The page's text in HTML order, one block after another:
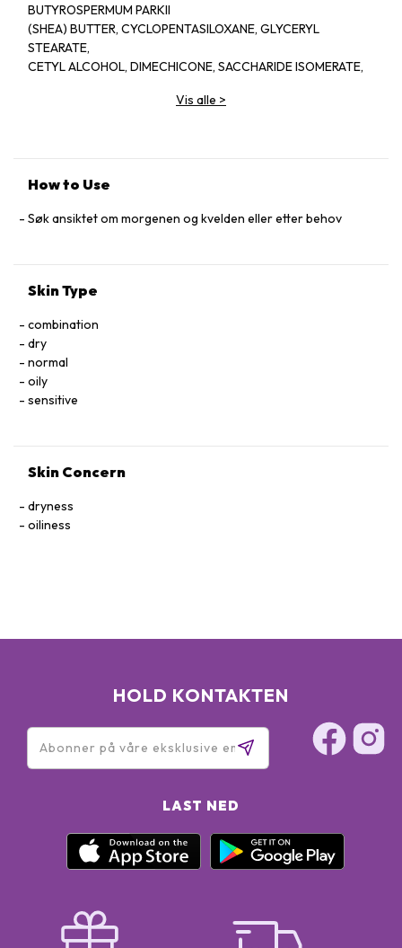
BUTYROSPERMUM PARKII
(SHEA) BUTTER, CYCLOPENTASILOXANE, GLYCERYL
STEARATE,
CETYL ALCOHOL, DIMECHICONE, SACCHARIDE ISOMERATE,
STEROLS, PERSEA GRATISSIMA (AVOCADO) OIL, MANGIFERA
GLYCOL, BISABOLOL, ALLANTOIN, TOCOPHEROL,
CARBOMER.
Vis alle >
How to Use
Søk ansiktet om morgenen og kvelden eller etter behov
Skin Type
combination
dry
normal
oily
sensitive
Skin Concern
dryness
oiliness
HOLD KONTAKTEN
LAST NED